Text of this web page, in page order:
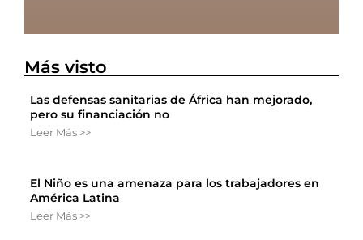
Más visto
Las defensas sanitarias de África han mejorado,
pero su financiación no
Leer Más >>
El Niño es una amenaza para los trabajadores en
América Latina
Leer Más >>